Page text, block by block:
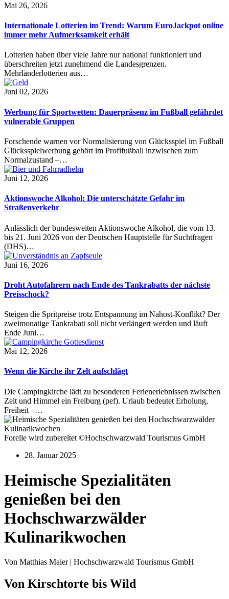
Mai 26, 2026
Internationale Lotterien im Trend: Warum EuroJackpot online
immer mehr Aufmerksamkeit erhält
Lotterien haben über viele Jahre nur national funktioniert und
überschreiten jetzt zunehmend die Landesgrenzen.
Mehrländerlotterien aus…
Juni 02, 2026
Werbung für Sportwetten: Dauerpräsenz im Fußball gefährdet
vulnerable Gruppen
Forschende warnen vor Normalisierung von Glücksspiel im Fußball
Glücksspielwerbung gehört im Profifußball inzwischen zum
Normalzustand –…
Juni 12, 2026
Aktionswoche Alkohol: Die unterschätzte Gefahr im
Straßenverkehr
Anlässlich der bundesweiten Aktionswoche Alkohol, die vom 13.
bis 21. Juni 2026 von der Deutschen Hauptstelle für Suchtfragen
(DHS)…
Juni 16, 2026
Droht Autofahrern nach Ende des Tankrabatts der nächste
Preisschock?
Steigen die Spritpreise trotz Entspannung im Nahost-Konflikt? Der
zweimonatige Tankrabatt soll nicht verlängert werden und läuft
Ende Juni…
Mai 12, 2026
Wenn die Kirche ihr Zelt aufschlägt
Die Campingkirche lädt zu besonderen Ferienerlebnissen zwischen
Zelt und Himmel ein Freiburg (pef). Urlaub bedeutet Erholung,
Freiheit –…
Forelle wird zubereitet ©Hochschwarzwald Tourismus GmbH
28. Januar 2025
Heimische Spezialitäten
genießen bei den
Hochschwarzwälder
Kulinarikwochen
Von Matthias Maier | Hochschwarzwald Tourismus GmbH
Von Kirschtorte bis Wild